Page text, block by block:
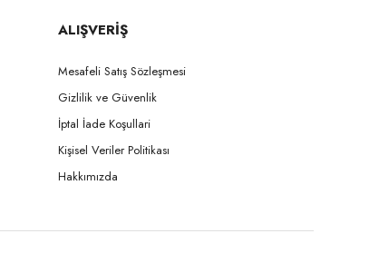
ALIŞVERİŞ
Mesafeli Satış Sözleşmesi
Gizlilik ve Güvenlik
İptal İade Koşullari
Kişisel Veriler Politikası
Hakkımızda